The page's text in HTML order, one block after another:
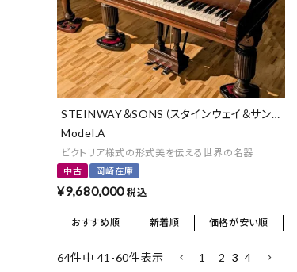
STEINWAY＆SONS（スタインウェイ＆サンズ）
Model.A
ビクトリア様式の形式美を伝える世界の名器
中古 岡崎在庫
¥9,680,000 税込
おすすめ順 新着順 価格が安い順
64件中 41 -60件表示 1 2 3 4